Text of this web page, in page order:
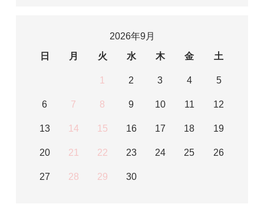
2026年9月
日
月 火 水 木 金 土
1 2 3 4 5
6 7 8 9 10 11 12
13 14 15 16 17 18 19
20 21 22 23 24 25 26
27 28 29 30